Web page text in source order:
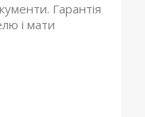
Гарантія
і мати